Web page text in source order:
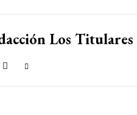
Los Titulares